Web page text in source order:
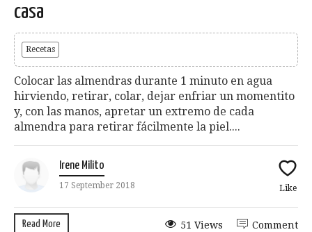
casa
Recetas
Colocar las almendras durante 1 minuto en agua
hirviendo, retirar, colar, dejar enfriar un momentito
y, con las manos, apretar un extremo de cada
almendra para retirar fácilmente la piel....
Irene Milito
17 September 2018 Like
Read More Comment
51 Views